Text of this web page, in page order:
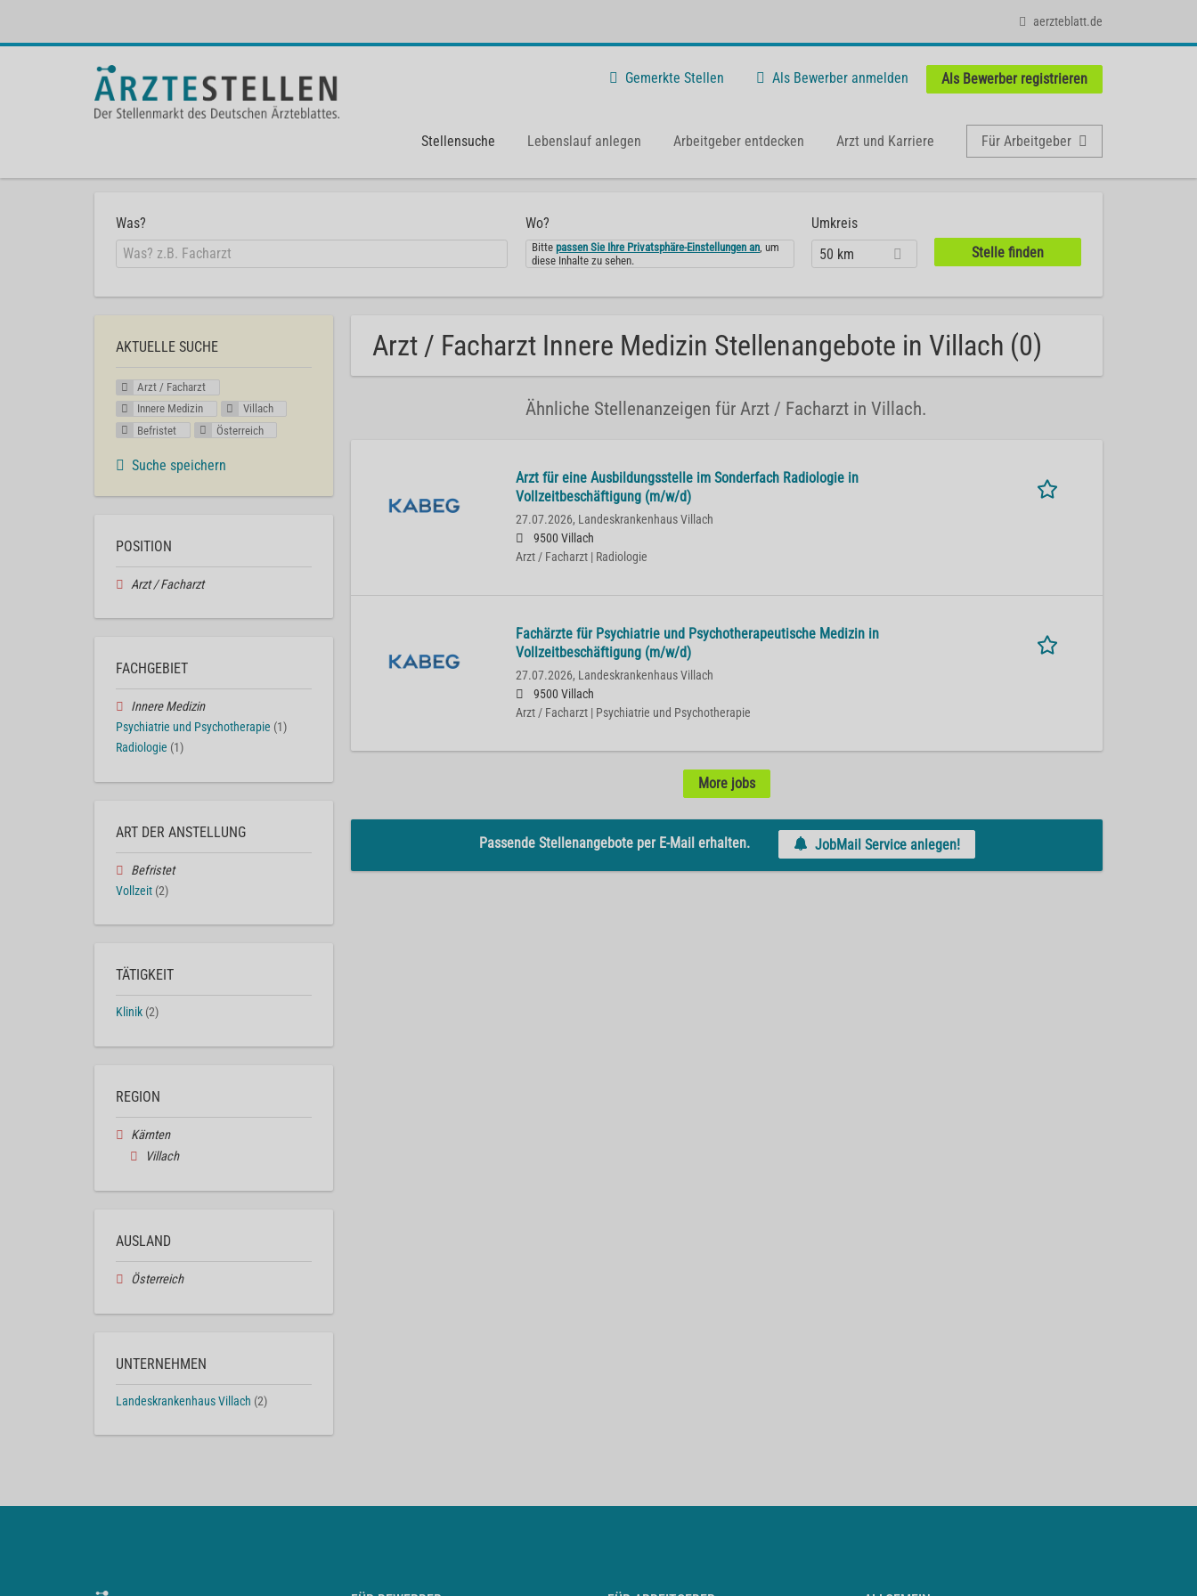
aerzteblatt.de
Gemerkte Stellen Als Bewerber anmelden Als Bewerber registrieren
Stellensuche Lebenslauf anlegen Arbeitgeber entdecken Arzt und Karriere Für Arbeitgeber
Was? Wo?
Bittepassen Sie Ihre Privatsphäre-Einstellungen an, um
diese Inhalte zu sehen.
Umkreis
50 km
Arzt / Facharzt Innere Medizin Stellenangebote in Villach (0)
Ähnliche Stellenanzeigen für Arzt / Facharzt in Villach.
Arzt für eine Ausbildungsstelle im Sonderfach Radiologie in
Vollzeitbeschäftigung (m/w/d)
27.07.2026, Landeskrankenhaus Villach
9500 Villach
Arzt / Facharzt | Radiologie
Fachärzte für Psychiatrie und Psychotherapeutische Medizin in
Vollzeitbeschäftigung (m/w/d)
27.07.2026, Landeskrankenhaus Villach
9500 Villach
Arzt / Facharzt | Psychiatrie und Psychotherapie
More jobs
Passende Stellenangebote per E-Mail erhalten. JobMail Service anlegen!
AKTUELLE SUCHE
Arzt / Facharzt
Innere Medizin
Villach
Befristet
Österreich
Suche speichern
POSITION
Arzt / Facharzt
FACHGEBIET
Innere Medizin
Psychiatrie und Psychotherapie (1)
Radiologie (1)
ART DER ANSTELLUNG
Befristet
Vollzeit (2)
TÄTIGKEIT
Klinik (2)
REGION
Kärnten
Villach
AUSLAND
Österreich
UNTERNEHMEN
Landeskrankenhaus Villach (2)